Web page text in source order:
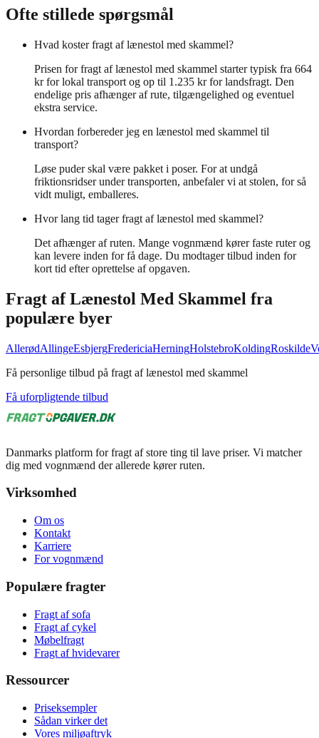
Ofte stillede spørgsmål
Hvad koster fragt af lænestol med skammel?
Prisen for fragt af lænestol med skammel starter typisk fra 664
kr for lokal transport og op til 1.235 kr for landsfragt. Den
endelige pris afhænger af rute, tilgængelighed og eventuel
ekstra service.
Hvordan forbereder jeg en lænestol med skammel til
transport?
Løse puder skal være pakket i poser. For at undgå
friktionsridser under transporten, anbefaler vi at stolen, for så
vidt muligt, emballeres.
Hvor lang tid tager fragt af lænestol med skammel?
Det afhænger af ruten. Mange vognmænd kører faste ruter og
kan levere inden for få dage. Du modtager tilbud inden for
kort tid efter oprettelse af opgaven.
Fragt afLænestol Med Skammel fra
populære byer
AllerødAllingeEsbjergFredericiaHerningHolstebroKoldingRoskilde
Få personlige tilbud på fragt af lænestol med skammel
Få uforpligtende tilbud
Danmarks platform for fragt af store ting til lave priser. Vi matcher
dig med vognmænd der allerede kører ruten.
Virksomhed
Om os
Kontakt
Karriere
For vognmænd
Populære fragter
Fragt af sofa
Fragt af cykel
Møbelfragt
Fragt af hvidevarer
Ressourcer
Priseksempler
Sådan virker det
Vores miljøaftryk